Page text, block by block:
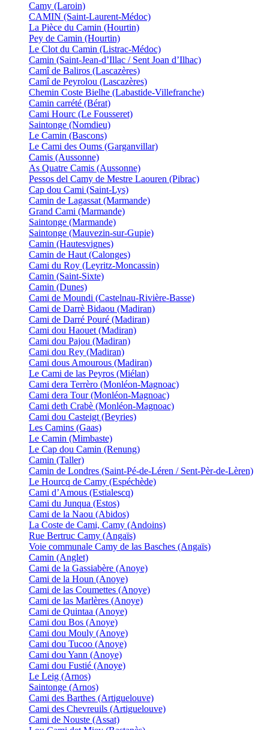
Camy (Laroin)
CAMIN (Saint-Laurent-Médoc)
La Pièce du Camin (Hourtin)
Pey de Camin (Hourtin)
Le Clot du Camin (Listrac-Médoc)
Camin (Saint-Jean-d’Illac / Sent Joan d’Ilhac)
Camî de Baliros (Lascazères)
Camî de Peyrolou (Lascazères)
Chemin Coste Bielhe (Labastide-Villefranche)
Camin carrété (Bérat)
Cami Hourc (Le Fousseret)
Saintonge (Nomdieu)
Le Camin (Bascons)
Le Cami des Oums (Garganvillar)
Camis (Aussonne)
As Quatre Camis (Aussonne)
Pessos del Camy de Mestre Laouren (Pibrac)
Cap dou Cami (Saint-Lys)
Camin de Lagassat (Marmande)
Grand Cami (Marmande)
Saintonge (Marmande)
Saintonge (Mauvezin-sur-Gupie)
Camin (Hautesvignes)
Camin de Haut (Calonges)
Cami du Roy (Leyritz-Moncassin)
Camin (Saint-Sixte)
Camin (Dunes)
Cami de Moundi (Castelnau-Rivière-Basse)
Cami de Darrè Bidaou (Madiran)
Cami de Darré Pouré (Madiran)
Cami dou Haouet (Madiran)
Cami dou Pajou (Madiran)
Cami dou Rey (Madiran)
Cami dous Amourous (Madiran)
Le Cami de las Peyros (Miélan)
Cami dera Terrèro (Monléon-Magnoac)
Cami dera Tour (Monléon-Magnoac)
Cami deth Crabè (Monléon-Magnoac)
Cami dou Casteigt (Beyries)
Les Camins (Gaas)
Le Camin (Mimbaste)
Le Cap dou Camin (Renung)
Camin (Taller)
Camin de Londres (Saint-Pé-de-Léren / Sent-Pèr-de-Lèren)
Le Hourcq de Camy (Espéchède)
Cami d’Amous (Estialescq)
Cami du Junqua (Estos)
Cami de la Naou (Abidos)
La Coste de Cami, Camy (Andoins)
Rue Bertruc Camy (Angaïs)
Voie communale Camy de las Basches (Angaïs)
Camin (Anglet)
Cami de la Gassiabère (Anoye)
Cami de la Houn (Anoye)
Cami de las Coumettes (Anoye)
Cami de las Marlères (Anoye)
Cami de Quintaa (Anoye)
Cami dou Bos (Anoye)
Cami dou Mouly (Anoye)
Cami dou Tucoo (Anoye)
Cami dou Yann (Anoye)
Cami dou Fustié (Anoye)
Le Leig (Arnos)
Saintonge (Arnos)
Cami des Barthes (Artiguelouve)
Cami des Chevreuils (Artiguelouve)
Cami de Nouste (Assat)